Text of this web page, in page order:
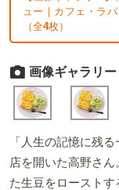
ュー｜カフェ・ラ
（全4枚）
画像ギャラリー
「人生の記憶に残
店を開いた高野さ
た生豆をローストす